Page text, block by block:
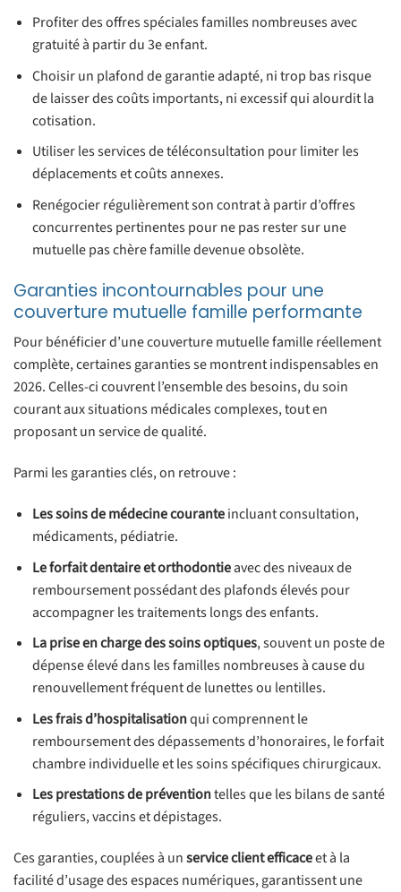
Profiter des offres spéciales familles nombreuses avec
gratuité à partir du 3e enfant.
Choisir un plafond de garantie adapté, ni trop bas risque
de laisser des coûts importants, ni excessif qui alourdit la
cotisation.
Utiliser les services de téléconsultation pour limiter les
déplacements et coûts annexes.
Renégocier régulièrement son contrat à partir d’offres
concurrentes pertinentes pour ne pas rester sur une
mutuelle pas chère famille devenue obsolète.
Garanties incontournables pour une
couverture mutuelle famille performante
Pour bénéficier d’une couverture mutuelle famille réellement
complète, certaines garanties se montrent indispensables en
2026. Celles-ci couvrent l’ensemble des besoins, du soin
courant aux situations médicales complexes, tout en
proposant un service de qualité.
Parmi les garanties clés, on retrouve :
Les soins de médecine couranteincluant consultation,
médicaments, pédiatrie.
Le forfait dentaire et orthodontieavec des niveaux de
remboursement possédant des plafonds élevés pour
accompagner les traitements longs des enfants.
La prise en charge des soins optiques, souvent un poste de
dépense élevé dans les familles nombreuses à cause du
renouvellement fréquent de lunettes ou lentilles.
Les frais d’hospitalisationqui comprennent le
remboursement des dépassements d’honoraires, le forfait
chambre individuelle et les soins spécifiques chirurgicaux.
Les prestations de préventiontelles que les bilans de santé
réguliers, vaccins et dépistages.
Ces garanties, couplées à unservice client efficaceet à la
facilité d’usage des espaces numériques, garantissent une